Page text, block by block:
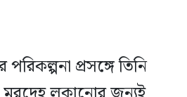
প্রসঙ্গে তিনি